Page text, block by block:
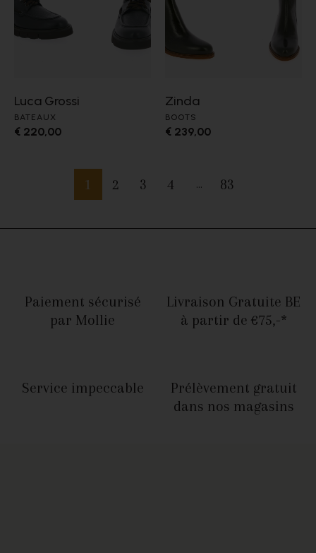
Luca Grossi
BATEAUX
€ 220,00
Zinda
BOOTS
€ 239,00
1 2 3 4 … 83
Paiement sécurisé
par Mollie
Livraison Gratuite BE
à partir de €75,-*
Service impeccable
Prélèvement gratuit
dans nos magasins